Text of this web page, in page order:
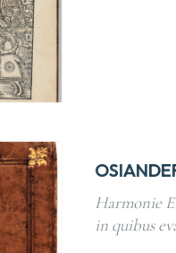
Harmonie
in quibus